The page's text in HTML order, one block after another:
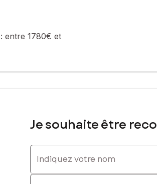
entre 1780€ et
Je souhaite être
Indiquez votre nom
Indiquez votre prénom